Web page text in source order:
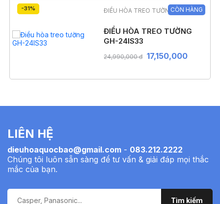
-31% ĐIỀU HÒA TREO TƯỜNG
ĐIỀU HÒA TREO TƯỜNG
GH-24IS33
CÒN HÀNG
24,990,000 đ 17,150,000
LIÊN HỆ
dieuhoaquocbao@gmail.com - 083.212.2222
Chúng tôi luôn sẵn sàng để tư vấn & giải đáp mọi thắc
mắc của bạn.